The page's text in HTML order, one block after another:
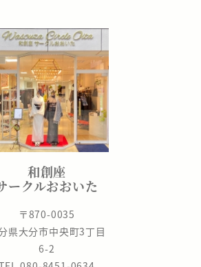
和創座
ークルおおいた
〒870-0035
県大分市中央町3丁目
6-2